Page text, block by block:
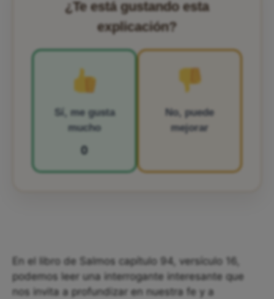
¿Te está gustando esta
explicación?
Sí, me gusta
mucho
0
No, puede
mejorar
En el libro de Salmos capítulo 94, versículo 16,
podemos leer una interrogante interesante que
nos invita a profundizar en nuestra fe y a